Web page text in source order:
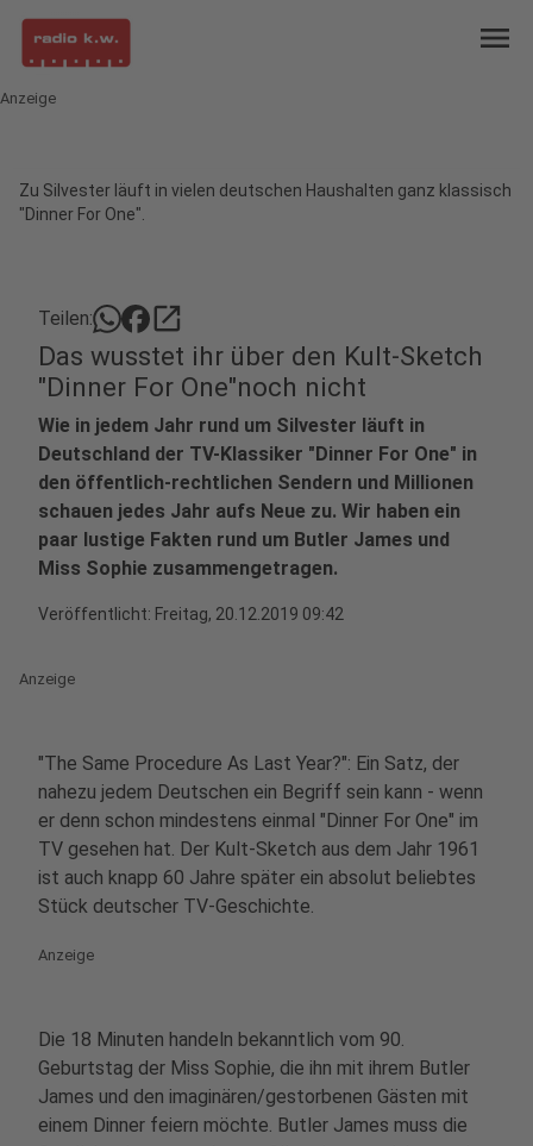
menu
Anzeige
Zu Silvester läuft in vielen deutschen Haushalten ganz klassisch
"Dinner For One".
Teilen: open_in_new
Das wusstet ihr über den Kult-Sketch
"Dinner For One"noch nicht
Wie in jedem Jahr rund um Silvester läuft in
Deutschland der TV-Klassiker "Dinner For One" in
den öffentlich-rechtlichen Sendern und Millionen
schauen jedes Jahr aufs Neue zu. Wir haben ein
paar lustige Fakten rund um Butler James und
Miss Sophie zusammengetragen.
Veröffentlicht: Freitag, 20.12.2019 09:42
Anzeige
"The Same Procedure As Last Year?": Ein Satz, der
nahezu jedem Deutschen ein Begriff sein kann - wenn
er denn schon mindestens einmal "Dinner For One" im
TV gesehen hat. Der Kult-Sketch aus dem Jahr 1961
ist auch knapp 60 Jahre später ein absolut beliebtes
Stück deutscher TV-Geschichte.
Anzeige
Die 18 Minuten handeln bekanntlich vom 90.
Geburtstag der Miss Sophie, die ihn mit ihrem Butler
James und den imaginären/gestorbenen Gästen mit
einem Dinner feiern möchte. Butler James muss die